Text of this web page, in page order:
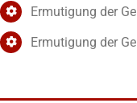
Ermutigung der
Ermutigung der